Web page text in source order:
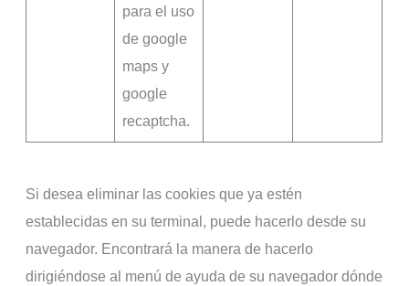
para el uso
de google
maps y
google
recaptcha.
Si desea eliminar las cookies que ya estén
establecidas en su terminal, puede hacerlo desde su
navegador. Encontrará la manera de hacerlo
dirigiéndose al menú de ayuda de su navegador dónde